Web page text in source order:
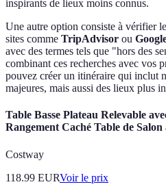
inspirants de lieux moins connus.
Une autre option consiste à vérifier
sites comme TripAdvisor ou
avec des termes tels que "hors des
combinant ces recherches avec vos
pouvez créer un itinéraire qui inclut
majeures, mais aussi des lieux plus
Table Basse Plateau Relevable
Rangement Caché Table de
Costway
118.99 EURVoir le prix